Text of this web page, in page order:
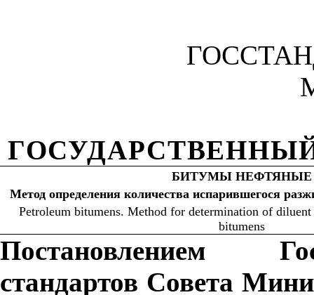
БИТУМЫ НЕФТЯНЫЕ
Метод определения количества испарившегося
Petroleum bitumens. Method for determination of
bitumens
Постановлением
стандартов Совета